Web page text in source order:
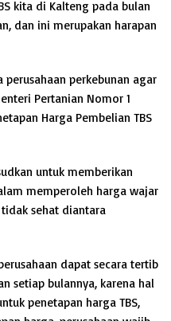
kita di Kalteng pada bulan
dan ini merupakan harapan
perkebunan agar
Pertanian Nomor 1
Harga Pembelian TBS
untuk memberikan
memperoleh harga wajar
sehat diantara
dapat secara tertib
setiap bulannya, karena hal
penetapan harga TBS,